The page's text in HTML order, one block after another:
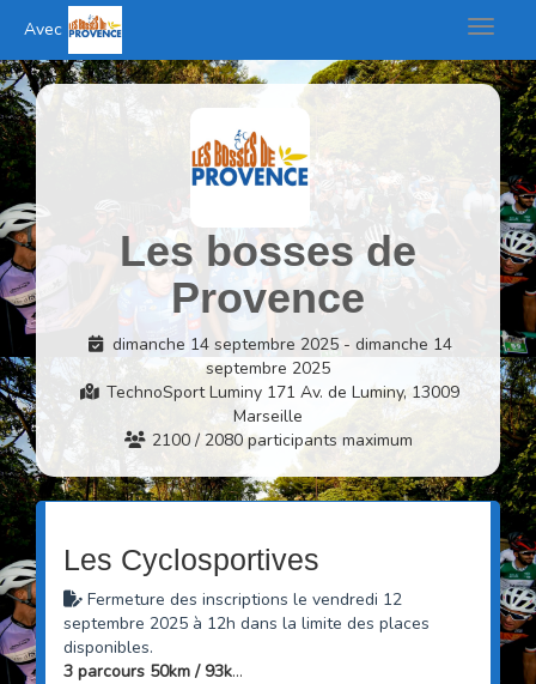
Cookies management panel
Avec
Les bosses de
Provence
dimanche 14 septembre 2025 - dimanche 14
septembre 2025
TechnoSport Luminy 171 Av. de Luminy, 13009
Marseille
2100 / 2080 participants maximum
Les Cyclosportives
Fermeture des inscriptions le vendredi 12
septembre 2025 à 12h dans la limite des places
disponibles.
3 parcours 50km / 93km / 150km